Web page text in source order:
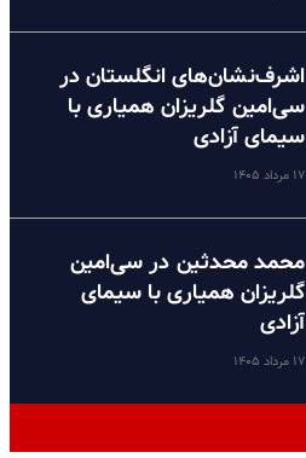
اشرف‌نشان‌های انگلستان در
سی‌امین گلریزان همیاری با
سیمای آزادی
۱۷ مرداد ۱۴۰۵
محمد محدثین در سی‌امین
گلریزان همیاری با سیمای
آزادی
۱۷ مرداد ۱۴۰۵